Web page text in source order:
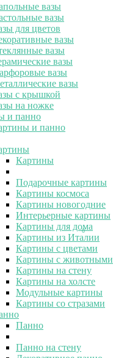
0
вазы
вазы
для цветов
вазы
вазы
вазы
вазы
вазы
с крышкой
на ножке
и панно
и панно
Картины
Подарочные картины
Картины космоса
Картины новогодние
Интерьерные картины
Картины для дома
Картины из Италии
Картины с цветами
Картины с животными
Картины на стену
Картины на холсте
Модульные картины
Картины со стразами
Панно
Панно на стену